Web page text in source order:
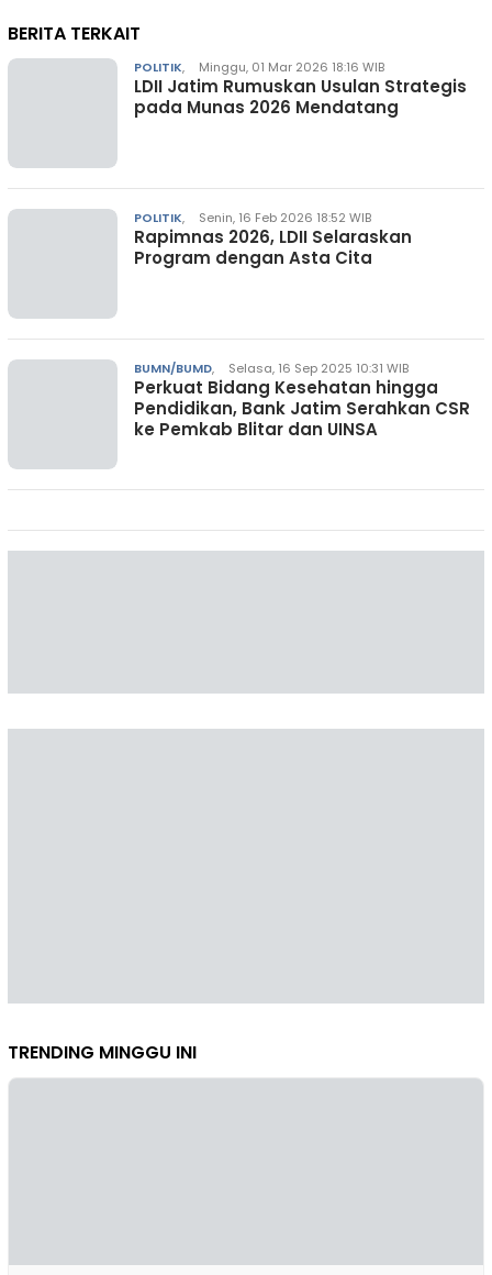
BERITA TERKAIT
POLITIK, Minggu, 01 Mar 2026 18:16 WIB
LDII Jatim Rumuskan Usulan Strategis
pada Munas 2026 Mendatang
POLITIK, Senin, 16 Feb 2026 18:52 WIB
Rapimnas 2026, LDII Selaraskan
Program dengan Asta Cita
BUMN/BUMD, Selasa, 16 Sep 2025 10:31 WIB
Perkuat Bidang Kesehatan hingga
Pendidikan, Bank Jatim Serahkan CSR
ke Pemkab Blitar dan UINSA
TRENDING MINGGU INI